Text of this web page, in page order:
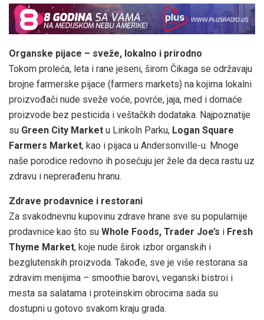
Organske pijace – sveže, lokalno i prirodno
Tokom proleća, leta i rane jeseni, širom Čikaga se održavaju
brojne farmerske pijace (farmers markets) na kojima lokalni
proizvođači nude sveže voće, povrće, jaja, med i domaće
proizvode bez pesticida i veštačkih dodataka. Najpoznatije
su Green City Market u Linkoln Parku, Logan Square
Farmers Market, kao i pijaca u Andersonville-u. Mnoge
naše porodice redovno ih posećuju jer žele da deca rastu uz
zdravu i neprerađenu hranu.
Zdrave prodavnice i restorani
Za svakodnevnu kupovinu zdrave hrane sve su popularnije
prodavnice kao što su Whole Foods, Trader Joe’s i Fresh
Thyme Market, koje nude širok izbor organskih i
bezglutenskih proizvoda. Takođe, sve je više restorana sa
zdravim menijima – smoothie barovi, veganski bistroi i
mesta sa salatama i proteinskim obrocima sada su
dostupni u gotovo svakom kraju grada.